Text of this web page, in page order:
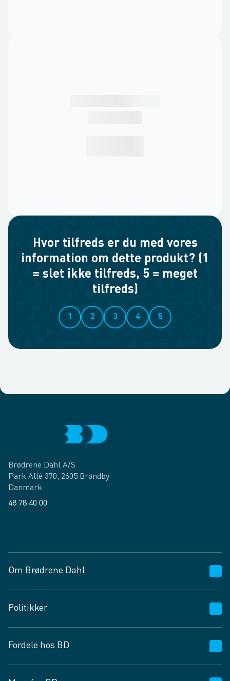
Hvor tilfreds er du med vores
information om dette produkt? (1
= slet ikke tilfreds, 5 = meget
tilfreds)
1 2 3 4 5
Brødrene Dahl A/S
Park Allé 370, 2605 Brøndby
Danmark
48 78 40 00
Om Brødrene Dahl
Vagttelefon 30 10 89 89
Spørgsmål og svar
Job og karriere
Fødevarekontrolrapport
Politikker
Privatlivspolitik
Cookies
Fordele hos BD